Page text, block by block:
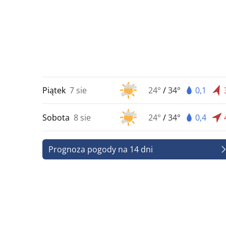
Piątek 7 sie 24° /34° 0,1
Sobota 8 sie 24° /34° 0,4
Prognoza pogody na 14 dni